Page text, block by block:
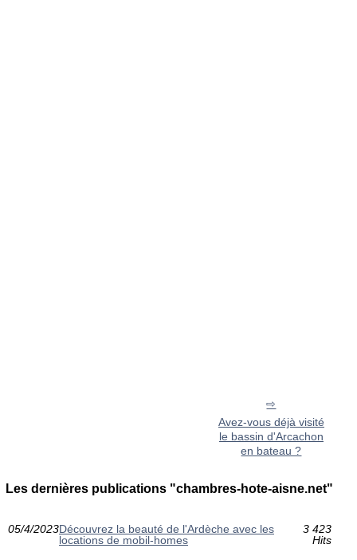
Avez-vous déjà visité
le bassin d'Arcachon
en bateau ?
Les dernières publications "chambres-hote-aisne.net"
05/4/2023Découvrez la beauté de l'Ardèche avec les
locations de mobil-homes
3 423
Hits